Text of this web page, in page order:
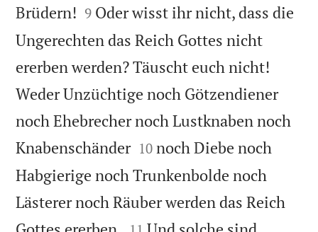
Brüdern! 

9 Oder wisst ihr nicht, dass die
Ungerechten das Reich Gottes nicht
ererben werden? Täuscht euch nicht!
Weder Unzüchtige noch Götzendiener
noch Ehebrecher noch Lustknaben noch
Knabenschänder
10 noch Diebe noch
Habgierige noch Trunkenbolde noch
Lästerer noch Räuber werden das Reich